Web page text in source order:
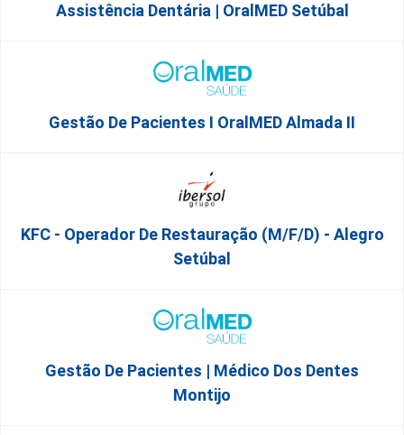
Assistência Dentária | OralMED Setúbal
Gestão De Pacientes I OralMED Almada II
KFC - Operador De Restauração (m/f/d) - Alegro
Setúbal
Gestão De Pacientes | Médico Dos Dentes
Montijo